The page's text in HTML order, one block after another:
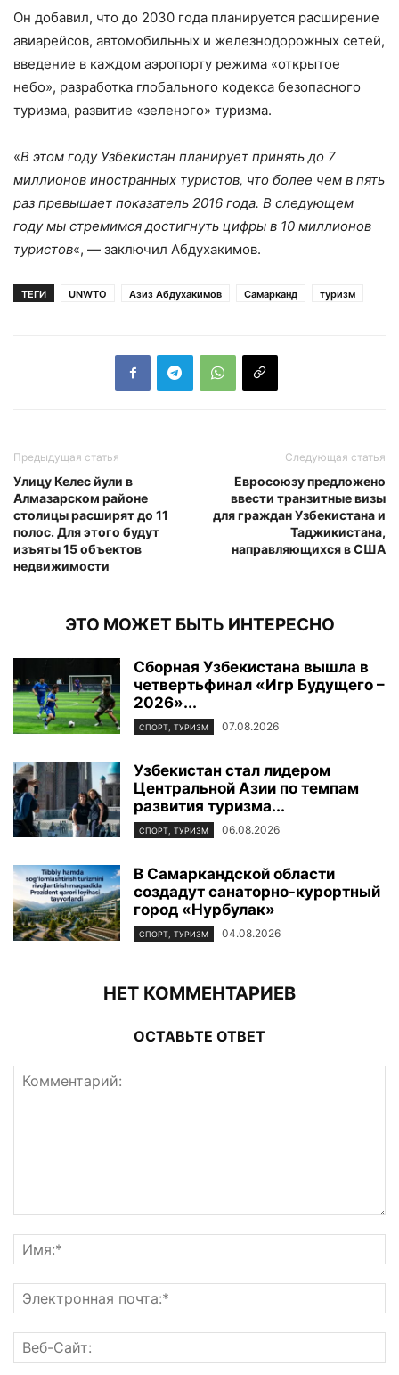
Он добавил, что до 2030 года планируется расширение
авиарейсов, автомобильных и железнодорожных сетей,
введение в каждом аэропорту режима «открытое
небо», разработка глобального кодекса безопасного
туризма, развитие «зеленого» туризма.
«В этом году Узбекистан планирует принять до 7
миллионов иностранных туристов, что более чем в пять
раз превышает показатель 2016 года. В следующем
году мы стремимся достигнуть цифры в 10 миллионов
туристов«, — заключил Абдухакимов.
ТЕГИ UNWTO Азиз Абдухакимов Самарканд туризм
Предыдущая статья
Улицу Келес йули в
Алмазарском районе
столицы расширят до 11
полос. Для этого будут
изъяты 15 объектов
недвижимости
Следующая статья
Евросоюзу предложено
ввести транзитные визы
для граждан Узбекистана и
Таджикистана,
направляющихся в США
ЭТО МОЖЕТ БЫТЬ ИНТЕРЕСНО
Сборная Узбекистана вышла в
четвертьфинал «Игр Будущего –
2026»...
СПОРТ, ТУРИЗМ 07.08.2026
Узбекистан стал лидером
Центральной Азии по темпам
развития туризма...
СПОРТ, ТУРИЗМ 06.08.2026
В Самаркандской области
создадут санаторно-курортный
город «Нурбулак»
СПОРТ, ТУРИЗМ 04.08.2026
НЕТ КОММЕНТАРИЕВ
ОСТАВЬТЕ ОТВЕТ